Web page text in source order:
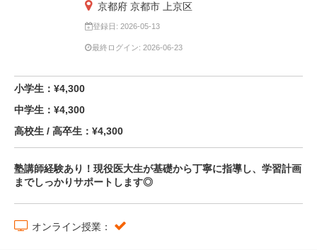
京都府 京都市 上京区
登録日: 2026-05-13
最終ログイン: 2026-06-23
小学生：¥4,300
中学生：¥4,300
高校生 / 高卒生：¥4,300
塾講師経験あり！現役医大生が基礎から丁寧に指導し、学習計画
までしっかりサポートします◎
オンライン授業：